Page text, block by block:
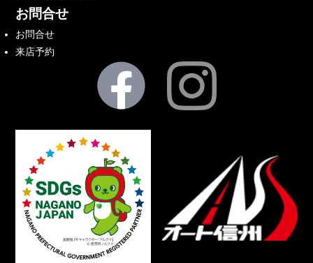
お問合せ
お問合せ
来店予約